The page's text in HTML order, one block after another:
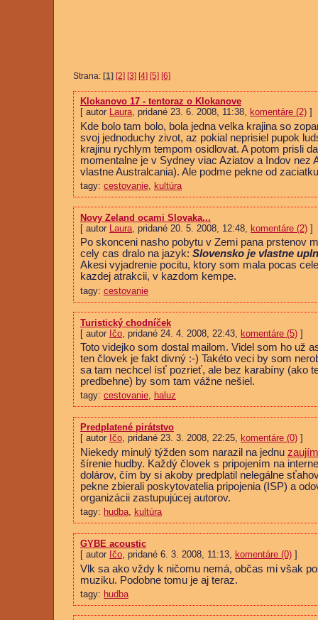
Strana: [1] [2] [3] [4] [5] [6]
Klokanovo 17 - tentoraz o Klokanove
[ autor Laura, pridané 23. 6. 2008, 11:38, komentáre (2)]
Kde bolo tam bolo, bola jedna velka krajina so
svoj jednoduchy zivot, az pokial neprisiel pupok
krajinu rychlym tempom osidlovat. A potom prisli
momentalne je v Sydney viac Aziatov a Indov nez
vlastne Australcania). Ale podme pekne od
tagy: cestovanie, kultúra
Novy Zeland ocami Slovaka...
[ autor
Laura, pridané 20. 5. 2008, 12:48, komentáre (2)]
Po skonceni nasho pobytu v Zemi pana prstenov
cely cas dralo na jazyk: Slovensko je vlastne
Akesi vyjadrenie pocitu, ktory som mala pocas
kazdej atrakcii, v kazdom kempe.
tagy: cestovanie
Turistický chodníček
[ autor Ičo, pridané 24. 4. 2008, 22:43, komentáre (5)]
Toto videjko som dostal mailom. Videl som ho už
ten človek je fakt divný :-) Takéto veci by som
sa tam nechcel ísť pozrieť, ale bez karabíny (ako
predbehne) by som tam vážne nešiel.
tagy: cestovanie, haluz
Predplatené pirátstvo
[ autor Ičo, pridané 23. 3. 2008, 22:25, komentáre (0)]
Niekedy minulý týžden som narazil na jednu
šírenie hudby. Každý človek s pripojením na
dolárov, čím by si akoby predplatil nelegálne
pekne zbierali poskytovatelia pripojenia (ISP) a
organizácii zastupujúcej autorov.
tagy: hudba, kultúra
GYBE acoustic
[ autor Ičo, pridané 6. 3. 2008, 11:13, komentáre (0)]
Vlk sa ako vždy k ničomu nemá, občas mi však
muziku. Podobne tomu je aj teraz.
tagy: hudba